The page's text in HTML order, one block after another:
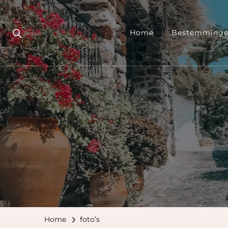
Zoeken Home
Home foto’s